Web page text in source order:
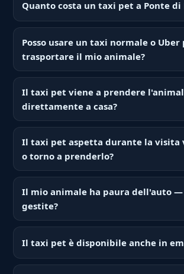
Quanto costa un taxi pet a Ponte di
Posso usare un taxi normale o Uber
trasportare il mio animale?
Il taxi pet viene a prendere
direttamente a casa?
Il taxi pet aspetta durante la visita
o torno a prenderlo?
Il mio animale ha paura dell'auto —
gestite?
Il taxi pet è disponibile anche in